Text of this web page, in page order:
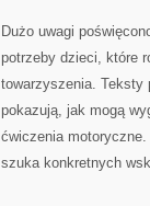
Dużo uwagi
potrzeby dzieci, które
towarzyszenia. Teksty
pokazują, jak mogą
ćwiczenia
szuka konkretnych